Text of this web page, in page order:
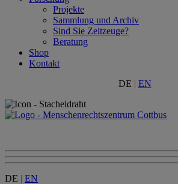
Projekte
Sammlung und Archiv
Sind Sie Zeitzeuge?
Beratung
Shop
Kontakt
DE | EN
DE | EN